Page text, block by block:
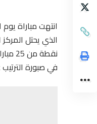
انتهت مباراة
في صبورة